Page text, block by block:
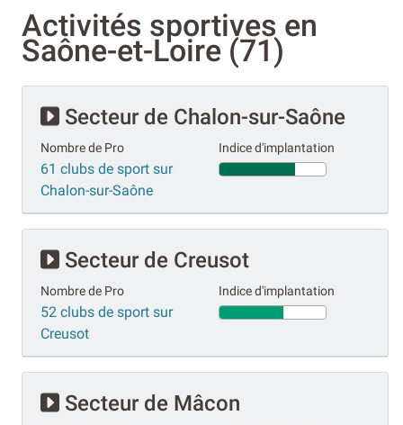
Activités sportives en
Saône-et-Loire (71)
Secteur de Chalon-sur-Saône
Nombre de Pro
61 clubs de sport sur
Chalon-sur-Saône
Indice d'implantation
Secteur de Creusot
Nombre de Pro
52 clubs de sport sur
Creusot
Indice d'implantation
Secteur de Mâcon